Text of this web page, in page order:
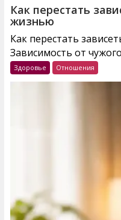
Как перестать
жизнью
Как перестать
Зависимость от
Здоровье Отношения